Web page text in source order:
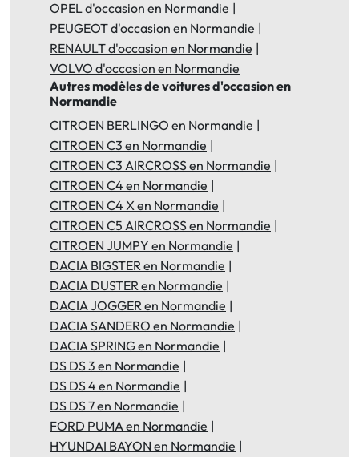
OPEL d'occasion en Normandie
PEUGEOT d'occasion en Normandie
RENAULT d'occasion en Normandie
VOLVO d'occasion en Normandie
Autres modèles de voitures d'occasion en
Normandie
CITROEN BERLINGO en Normandie
CITROEN C3 en Normandie
CITROEN C3 AIRCROSS en Normandie
CITROEN C4 en Normandie
CITROEN C4 X en Normandie
CITROEN C5 AIRCROSS en Normandie
CITROEN JUMPY en Normandie
DACIA BIGSTER en Normandie
DACIA DUSTER en Normandie
DACIA JOGGER en Normandie
DACIA SANDERO en Normandie
DACIA SPRING en Normandie
DS DS 3 en Normandie
DS DS 4 en Normandie
DS DS 7 en Normandie
FORD PUMA en Normandie
HYUNDAI BAYON en Normandie